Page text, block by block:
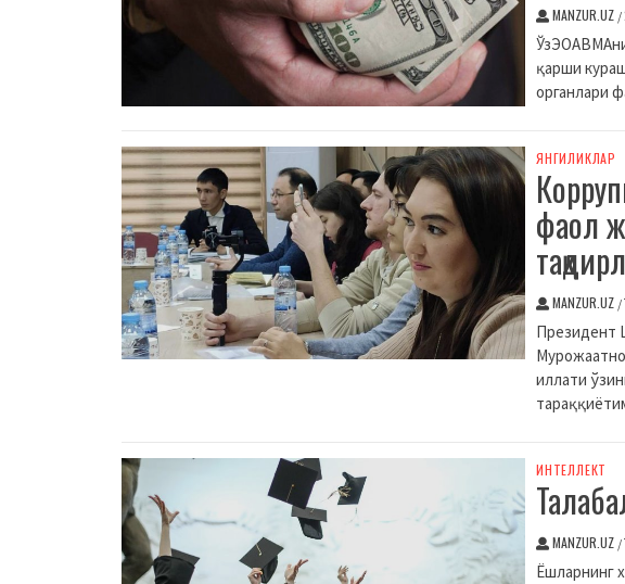
MANZUR.UZ /
қарши
органлари
ЯНГИЛИКЛАР
фаол
MANZUR.UZ /
Президент
иллати
ИНТЕЛЛЕКТ
MANZUR.UZ /
Ёшларнинг